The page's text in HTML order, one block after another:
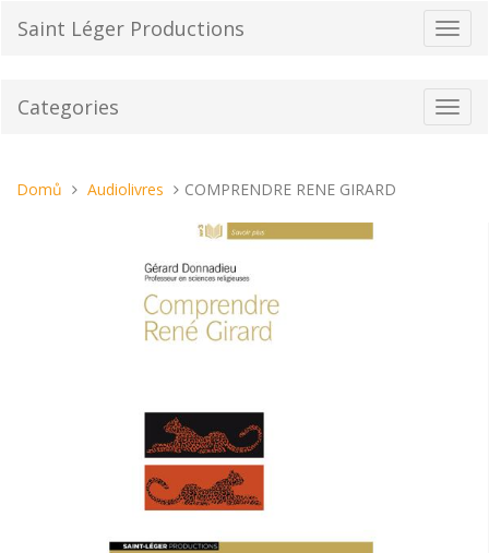
Saint Léger Productions
Categories
Nacházíte
Domů Audiolivres COMPRENDRE RENE GIRARD